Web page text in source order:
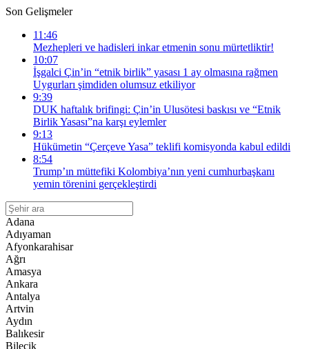
Son Gelişmeler
11:46
Mezhepleri ve hadisleri inkar etmenin sonu mürtetliktir!
10:07
İşgalci Çin’in “etnik birlik” yasası 1 ay olmasına rağmen
Uygurları şimdiden olumsuz etkiliyor
9:39
DUK haftalık brifingi: Çin’in Ulusötesi baskısı ve “Etnik
Birlik Yasası”na karşı eylemler
9:13
Hükümetin “Çerçeve Yasa” teklifi komisyonda kabul edildi
8:54
Trump’ın müttefiki Kolombiya’nın yeni cumhurbaşkanı
yemin törenini gerçekleştirdi
Adana
Adıyaman
Afyonkarahisar
Ağrı
Amasya
Ankara
Antalya
Artvin
Aydın
Balıkesir
Bilecik